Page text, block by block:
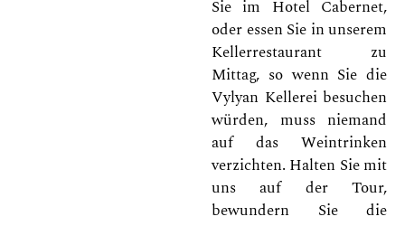
Sie im Hotel Cabernet,
oder essen Sie in unserem
Kellerrestaurant zu
Mittag, so wenn Sie die
Vylyan Kellerei besuchen
würden, muss niemand
auf das Weintrinken
verzichten. Halten Sie mit
uns auf der Tour,
bewundern Sie die